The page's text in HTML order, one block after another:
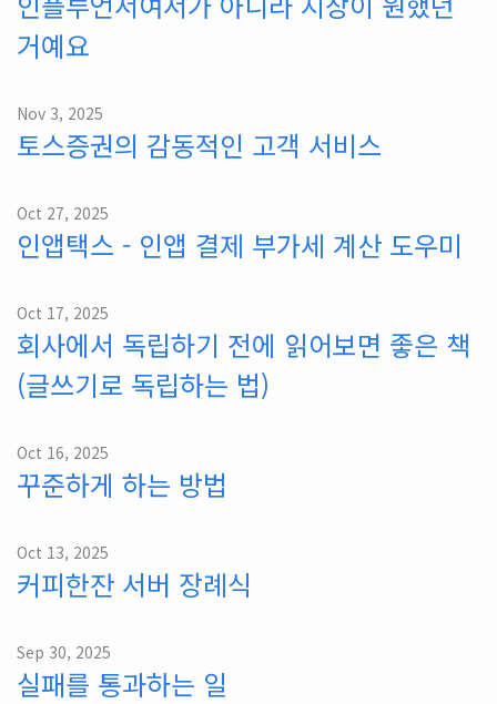
거예요
Nov 3, 2025
토스증권의 감동적인 고객 서비스
Oct 27, 2025
인앱택스 - 인앱 결제 부가세 계산 도우미
Oct 17, 2025
회사에서 독립하기 전에 읽어보면 좋은 책
(글쓰기로 독립하는 법)
Oct 16, 2025
꾸준하게 하는 방법
Oct 13, 2025
커피한잔 서버 장례식
Sep 30, 2025
실패를 통과하는 일